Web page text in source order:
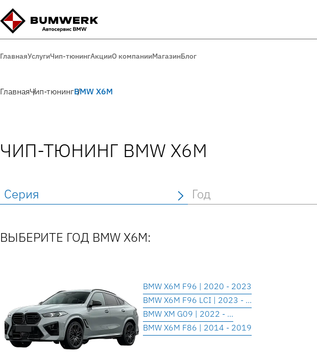
ГлавнаяУслугиЧип-тюнингАкцииО компанииМагазинБлог
ГлавнаяЧип-тюнингBMW X6M
ЧИП-ТЮНИНГ BMW X6M
ВЫБЕРИТЕ ГОД BMW X6M:
BMW X6M F96 | 2020 - 2023
BMW X6M F96 LCI | 2023 - ...
BMW XM G09 | 2022 - ...
BMW X6M F86 | 2014 - 2019